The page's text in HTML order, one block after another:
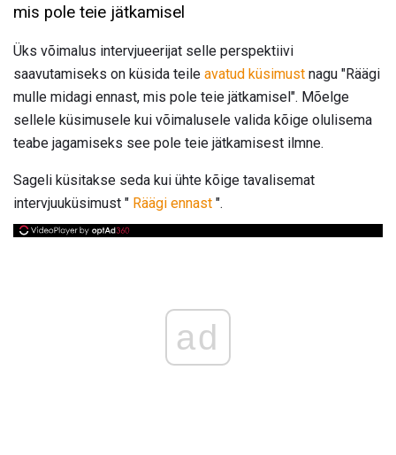
mis pole teie jätkamisel
Üks võimalus intervjueerijat selle perspektiivi
saavutamiseks on küsida teile avatud küsimust nagu "Räägi
mulle midagi ennast, mis pole teie jätkamisel". Mõelge
sellele küsimusele kui võimalusele valida kõige olulisema
teabe jagamiseks see pole teie jätkamisest ilmne.
Sageli küsitakse seda kui ühte kõige tavalisemat
intervjuuküsimust " Räägi ennast ".
ad